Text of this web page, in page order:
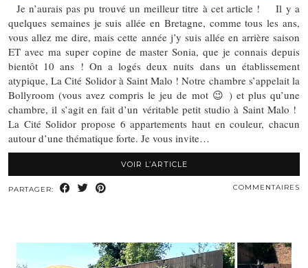
Je n’aurais pas pu trouvé un meilleur titre à cet article ! Il y a
quelques semaines je suis allée en Bretagne, comme tous les ans,
vous allez me dire, mais cette année j’y suis allée en arrière saison
ET avec ma super copine de master Sonia, que je connais depuis
bientôt 10 ans ! On a logés deux nuits dans un établissement
atypique, La Cité Solidor à Saint Malo ! Notre chambre s’appelait la
Bollyroom (vous avez compris le jeu de mot 😉 ) et plus qu’une
chambre, il s’agit en fait d’un véritable petit studio à Saint Malo !
La Cité Solidor propose 6 appartements haut en couleur, chacun
autour d’une thématique forte. Je vous invite…
VOIR L’ARTICLE
PARTAGER: COMMENTAIRES